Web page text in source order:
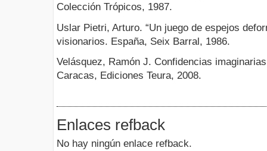
Colección Trópicos, 1987.
Uslar Pietri, Arturo. “Un juego de espejos
visionarios. España, Seix Barral, 1986.
Velásquez, Ramón J. Confidencias
Caracas, Ediciones Teura, 2008.
Enlaces refback
No hay ningún enlace refback.